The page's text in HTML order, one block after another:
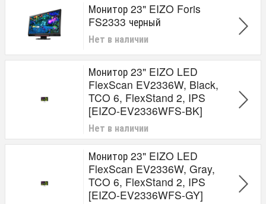
Монитор 23" EIZO Foris
FS2333 черный
Нет в наличии
Монитор 23" EIZO LED
FlexScan EV2336W, Black,
TCO 6, FlexStand 2, IPS
[EIZO-EV2336WFS-BK]
Нет в наличии
Монитор 23" EIZO LED
FlexScan EV2336W, Gray,
TCO 6, FlexStand 2, IPS
[EIZO-EV2336WFS-GY]